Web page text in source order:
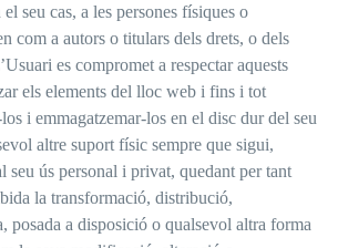
seu cas, a les persones físiques o
com a autors o titulars dels drets, o dels
es compromet a respectar aquests
els elements del lloc web i fins i tot
i emmagatzemar-los en el disc dur del seu
altre suport físic sempre que sigui,
seu ús personal i privat, quedant per tant
la transformació, distribució,
posada a disposició o qualsevol altra forma